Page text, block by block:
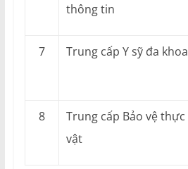
thông tin
7 Trung cấp Y sỹ đa khoa
8
Trung cấp Bảo vệ thực
vật